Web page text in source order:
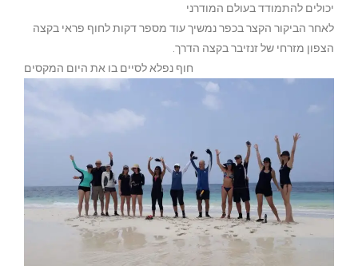
יכולים להתמודד בעולם המודרני
לאחר הביקור הקצר בכפר נמשיך עוד מספר דקות לחוף פראי בקצה
הצפון מזרחי של זנזיבר בקצה הדרך.
חוף נפלא לסיים בו את היום המקסים